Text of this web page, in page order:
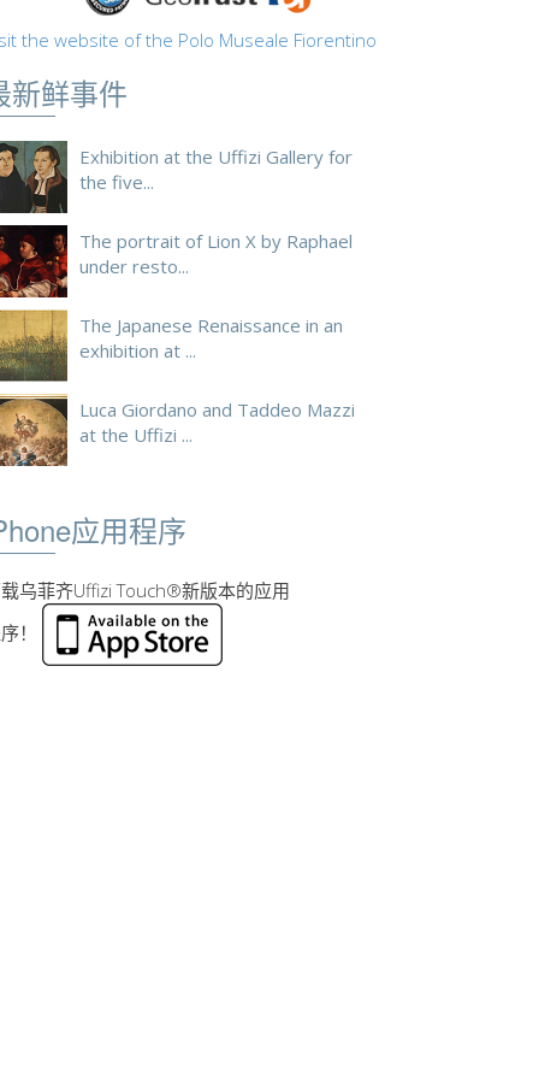
the website of the Polo Museale Fiorentino
新鲜事件
Exhibition at the Uffizi Gallery for
the five...
The portrait of Lion X by Raphael
under resto...
The Japanese Renaissance in an
exhibition at ...
Luca Giordano and Taddeo Mazzi
at the Uffizi ...
应用程序
乌菲齐Uffizi Touch®新版本的应用
！